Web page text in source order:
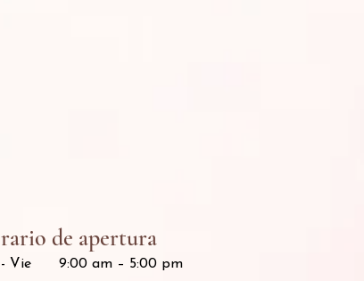
de apertura
Vie 9:00 am – 5:00 pm